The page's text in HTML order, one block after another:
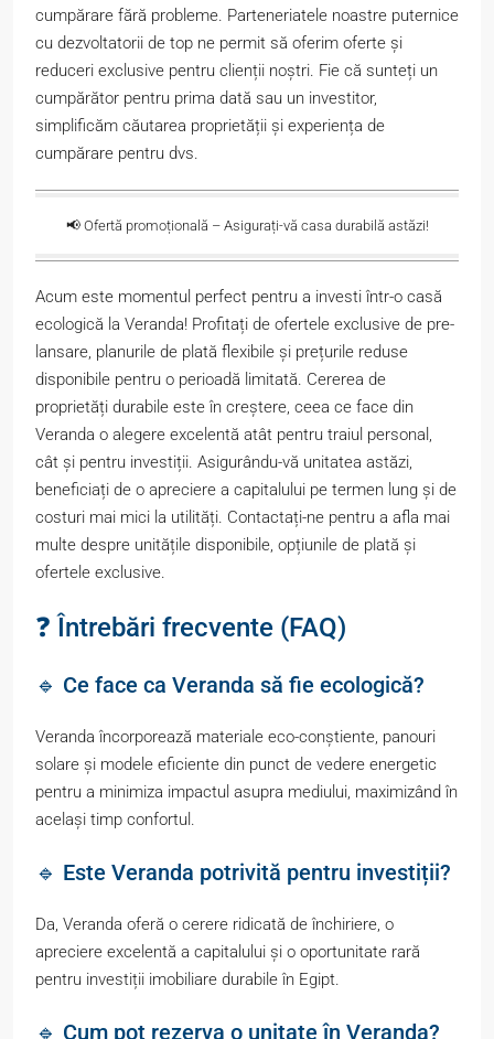
cumpărare fără probleme. Parteneriatele noastre puternice
cu dezvoltatorii de top ne permit să oferim oferte și
reduceri exclusive pentru clienții noștri. Fie că sunteți un
cumpărător pentru prima dată sau un investitor,
simplificăm căutarea proprietății și experiența de
cumpărare pentru dvs.
📢 Ofertă promoțională – Asigurați-vă casa durabilă astăzi!
Acum este momentul perfect pentru a investi într-o casă
ecologică la Veranda! Profitați de ofertele exclusive de pre-
lansare, planurile de plată flexibile și prețurile reduse
disponibile pentru o perioadă limitată. Cererea de
proprietăți durabile este în creștere, ceea ce face din
Veranda o alegere excelentă atât pentru traiul personal,
cât și pentru investiții. Asigurându-vă unitatea astăzi,
beneficiați de o apreciere a capitalului pe termen lung și de
costuri mai mici la utilități. Contactați-ne pentru a afla mai
multe despre unitățile disponibile, opțiunile de plată și
ofertele exclusive.
❓ Întrebări frecvente (FAQ)
🔹 Ce face ca Veranda să fie ecologică?
Veranda încorporează materiale eco-conștiente, panouri
solare și modele eficiente din punct de vedere energetic
pentru a minimiza impactul asupra mediului, maximizând în
același timp confortul.
🔹 Este Veranda potrivită pentru investiții?
Da, Veranda oferă o cerere ridicată de închiriere, o
apreciere excelentă a capitalului și o oportunitate rară
pentru investiții imobiliare durabile în Egipt.
🔹 Cum pot rezerva o unitate în Veranda?